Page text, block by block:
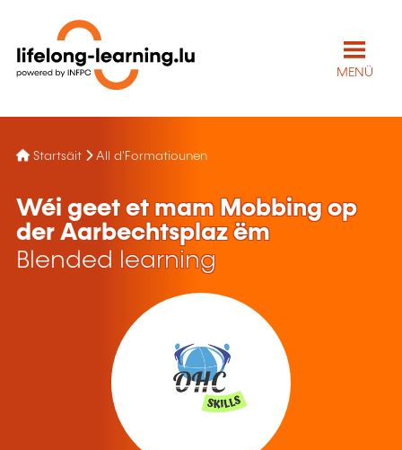
MENÜ
Startsäit All d'Formatiounen
Wéi geet et mam Mobbing op
der Aarbechtsplaz ëm
Blended learning